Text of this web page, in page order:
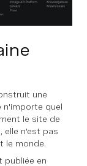
une
n'importe quel
le site de
elle n'est pas
le monde.
publiée en